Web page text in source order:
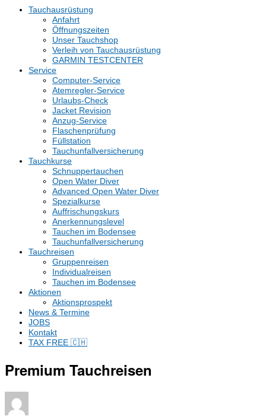
Tauchausrüstung
Anfahrt
Öffnungszeiten
Unser Tauchshop
Verleih von Tauchausrüstung
GARMIN TESTCENTER
Service
Computer-Service
Atemregler-Service
Urlaubs-Check
Jacket Revision
Anzug-Service
Flaschenprüfung
Füllstation
Tauchunfallversicherung
Tauchkurse
Schnuppertauchen
Open Water Diver
Advanced Open Water Diver
Spezialkurse
Auffrischungskurs
Anerkennungslevel
Tauchen im Bodensee
Tauchunfallversicherung
Tauchreisen
Gruppenreisen
Individualreisen
Tauchen im Bodensee
Aktionen
Aktionsprospekt
News & Termine
JOBS
Kontakt
TAX FREE 🇨🇭
Premium Tauchreisen